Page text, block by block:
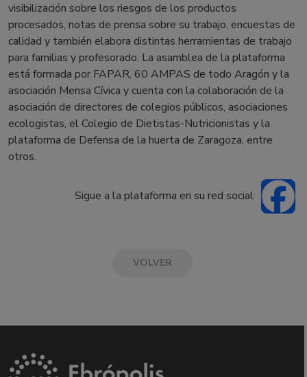
visibilización sobre los riesgos de los productos
procesados, notas de prensa sobre su trabajo, encuestas de
calidad y también elabora distintas herramientas de trabajo
para familias y profesorado. La asamblea de la plataforma
está formada por FAPAR, 60 AMPAS de todo Aragón y la
asociación Mensa Cívica y cuenta con la colaboración de la
asociación de directores de colegios públicos, asociaciones
ecologistas, el Colegio de Dietistas-Nutricionistas y la
plataforma de Defensa de la huerta de Zaragoza, entre
otros.
Sigue a la plataforma en su red social
VOLVER